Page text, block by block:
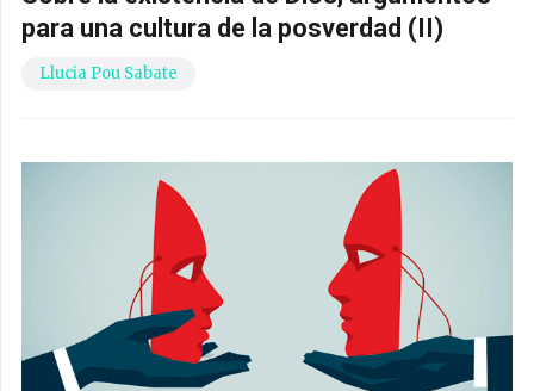
para una cultura de la posverdad (II)
Llucia Pou Sabate